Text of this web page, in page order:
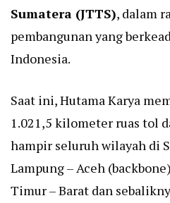
Sumatera (JTTS), dalam
pembangunan yang
Indonesia.
Saat ini, Hutama Karya
1.021,5 kilometer ruas tol
hampir seluruh wilayah di
Lampung – Aceh
Timur – Barat dan